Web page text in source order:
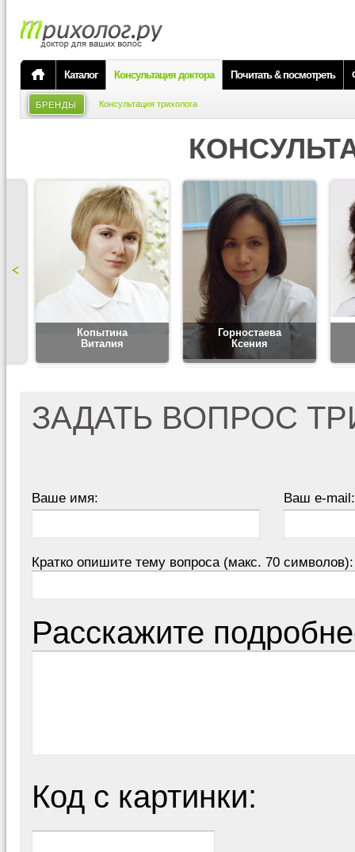
Каталог Консультация доктора Почитать & посмотреть
БРЕНДЫ Консультация трихолога
Копытина
Виталия
Горностаева
Ксения
ЗАДАТЬ ВОПРОС
Ваше имя: Ваш e-mail:
Кратко опишите тему вопроса (макс. 70 символов):
Расскажите
Код с картинки: